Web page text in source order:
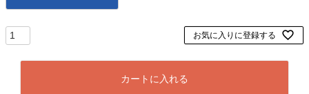
お気に入りに登録する
カートに入れる